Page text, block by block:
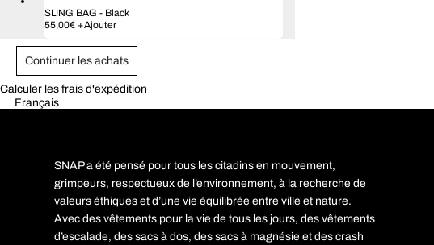
choisies
page
du
produit
SLING BAG - Black
55,00€ +Ajouter
Continuer les achats
Calculer les frais d'expédition
Français
SNAP a été pensé pour tous les citadins en mouvement,
grimpeurs, respectueux de l’environnement, à la recherche de
valeurs éthiques et d’une vie équilibrée entre ville et nature.
Avec des vêtements pour la vie de tous les jours, des vêtements
d’escalade, des sacs à dos, des sacs à magnésie et des crash